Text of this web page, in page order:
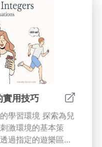
何支持社交技能的
。 文章最後提供了
的見解，強調教育
。 利用這個重要資
兒的情感和認知成
實用技巧
學習環境 探索為兒
激環境的基本策
過指定的遊樂區促